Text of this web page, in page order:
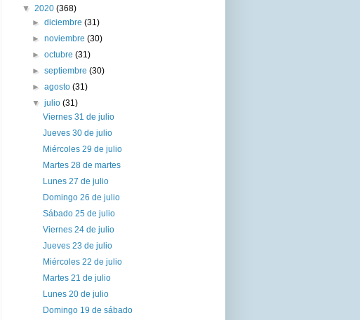
▼ 2020 (368)
►diciembre(31)
►noviembre(30)
►octubre(31)
►septiembre(30)
►agosto(31)
▼julio(31)
Viernes 31 de julio
Jueves 30 de julio
Miércoles 29 de julio
Martes 28 de martes
Lunes 27 de julio
Domingo 26 de julio
Sábado 25 de julio
Viernes 24 de julio
Jueves 23 de julio
Miércoles 22 de julio
Martes 21 de julio
Lunes 20 de julio
Domingo 19 de sábado